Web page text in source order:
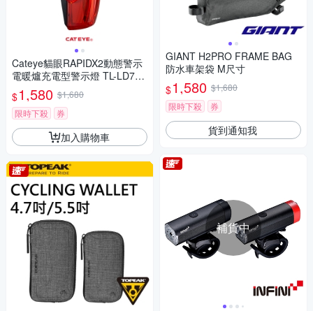
Cateye貓眼RAPIDX2動態警示
電暖爐充電型警示燈 TL-LD710
$1,580 $1,680
限時下殺
券
加入購物車
GIANT H2PRO FRAME BAG
防水車架袋 M尺寸
$1,580 $1,680
限時下殺
券
貨到通知我
補貨中